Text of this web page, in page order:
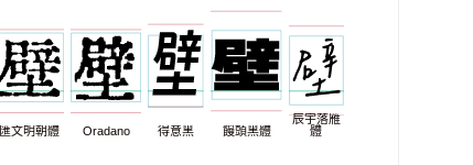
匯文明朝體 Oradano 得意黑 饅頭黑體
辰宇落雁
體